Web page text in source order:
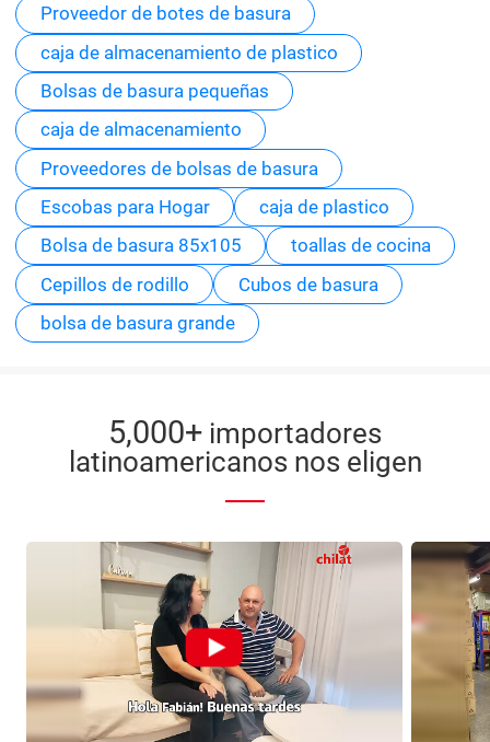
Proveedor de botes de basura
caja de almacenamiento de plastico
Bolsas de basura pequeñas
caja de almacenamiento
Proveedores de bolsas de basura
Escobas para Hogar
caja de plastico
Bolsa de basura 85x105
toallas de cocina
Cepillos de rodillo
Cubos de basura
bolsa de basura grande
5,000+ importadores
latinoamericanos nos eligen